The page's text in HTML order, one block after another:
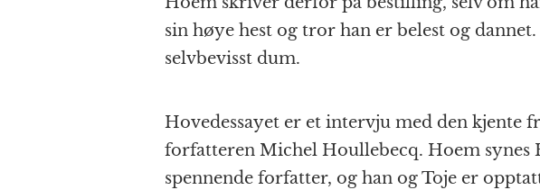
sin høye hest og tror han er belest og
selvbevisst dum.
Hovedessayet er et intervju med den kjente
forfatteren Michel Houllebecq. Hoem synes
spennende forfatter, og han og Toje er